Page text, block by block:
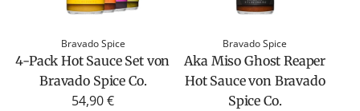
Bravado Spice
4-Pack Hot Sauce Set von
Bravado Spice Co.
54,90 €
Bravado Spice
Aka Miso Ghost Reaper
Hot Sauce von Bravado
Spice Co.